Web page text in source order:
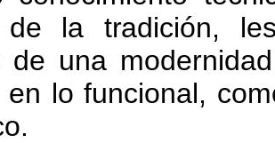
de la tradición,
de una
lo funcional,
.